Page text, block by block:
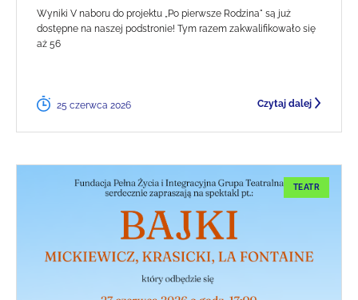
Wyniki V naboru do projektu „Po pierwsze Rodzina" są już
dostępne na naszej podstronie! Tym razem zakwalifikowało się
aż 56
25 czerwca 2026 Czytaj dalej
TEATR